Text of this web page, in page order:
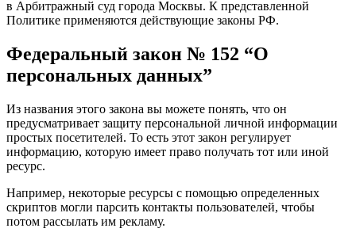
в Арбитражный суд города Москвы. К представленной
Политике применяются действующие законы РФ.
Федеральный закон № 152 “О
персональных данных”
Из названия этого закона вы можете понять, что он
предусматривает защиту персональной личной информации
простых посетителей. То есть этот закон регулирует
информацию, которую имеет право получать тот или иной
ресурс.
Например, некоторые ресурсы с помощью определенных
скриптов могли парсить контакты пользователей, чтобы
потом рассылать им рекламу.